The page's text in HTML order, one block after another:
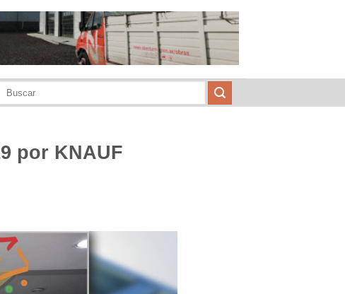
por KNAUF